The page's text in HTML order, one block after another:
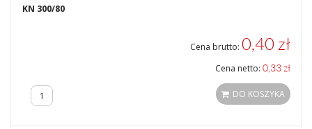
KN 300/80
Cena brutto: 0,40 zł
Cena netto: 0,33 zł
DO KOSZYKA